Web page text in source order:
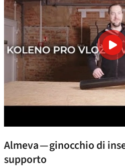
Almeva — ginocchio di
supporto